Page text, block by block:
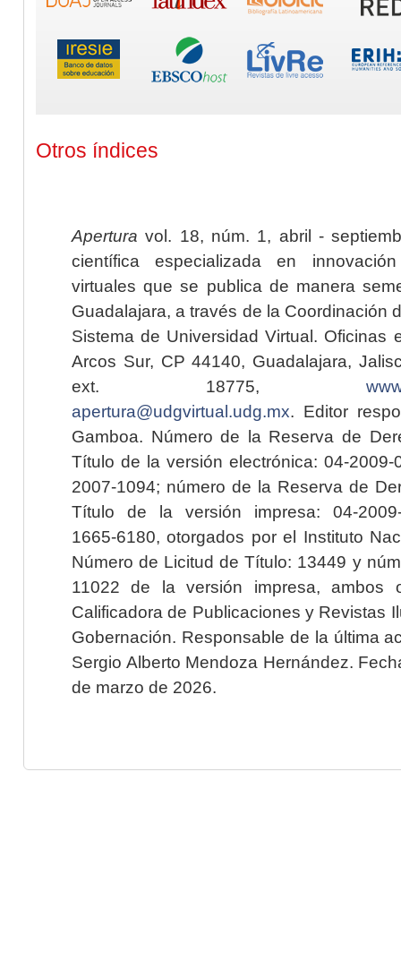
Otros índices
Apertura vol. 18, núm. 1, abril -
científica especializada en
virtuales que se publica de manera
Guadalajara, a través de la Coordinación
Sistema de Universidad Virtual. Oficinas
Arcos Sur, CP 44140, Guadalajara,
ext. 18775,
apertura@udgvirtual.udg.mx. Editor
Gamboa. Número de la Reserva de
Título de la versión electrónica: 04-2009-
2007-1094; número de la Reserva de
Título de la versión impresa: 04-2009-
1665-6180, otorgados por el Instituto
Número de Licitud de Título: 13449 y
11022 de la versión impresa, ambos
Calificadora de Publicaciones y Revistas
Gobernación. Responsable de la última
Sergio Alberto Mendoza Hernández.
de marzo de 2026.